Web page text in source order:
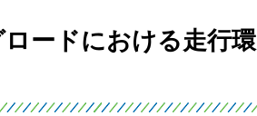
ードにおける走行環